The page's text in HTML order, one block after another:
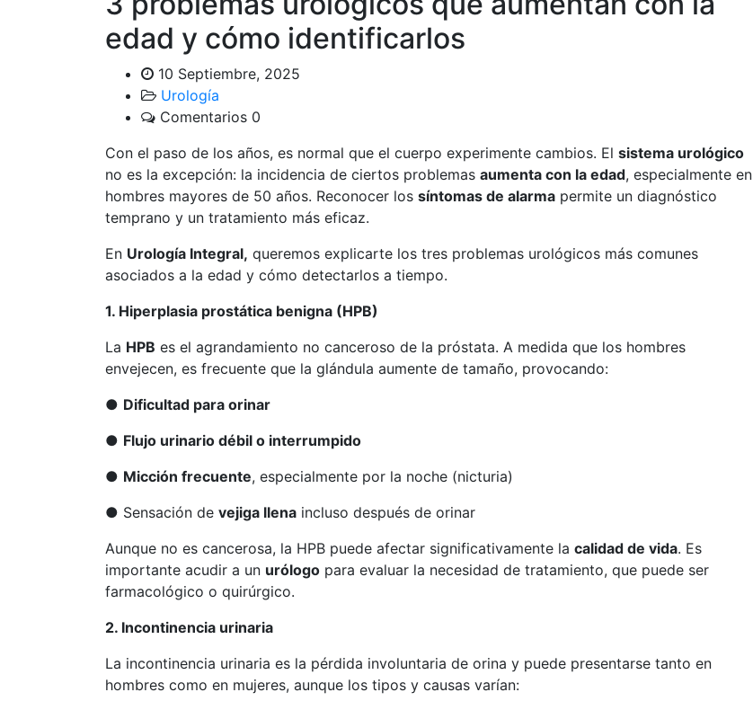
edad y cómo identificarlos
10 Septiembre, 2025
Urología
Comentarios 0
Con el paso de los años, es normal que el cuerpo experimente cambios. El sistema urológico
no es la excepción: la incidencia de ciertos problemas aumenta con la edad, especialmente en
hombres mayores de 50 años. Reconocer los síntomas de alarma permite un diagnóstico
temprano y un tratamiento más eficaz.
En Urología Integral, queremos explicarte los tres problemas urológicos más comunes
asociados a la edad y cómo detectarlos a tiempo.
1. Hiperplasia prostática benigna (HPB)
La HPB es el agrandamiento no canceroso de la próstata. A medida que los hombres
envejecen, es frecuente que la glándula aumente de tamaño, provocando:
● Dificultad para orinar
● Flujo urinario débil o interrumpido
● Micción frecuente, especialmente por la noche (nicturia)
● Sensación de vejiga llena incluso después de orinar
Aunque no es cancerosa, la HPB puede afectar significativamente la calidad de vida. Es
importante acudir a un urólogo para evaluar la necesidad de tratamiento, que puede ser
farmacológico o quirúrgico.
2. Incontinencia urinaria
La incontinencia urinaria es la pérdida involuntaria de orina y puede presentarse tanto en
hombres como en mujeres, aunque los tipos y causas varían: